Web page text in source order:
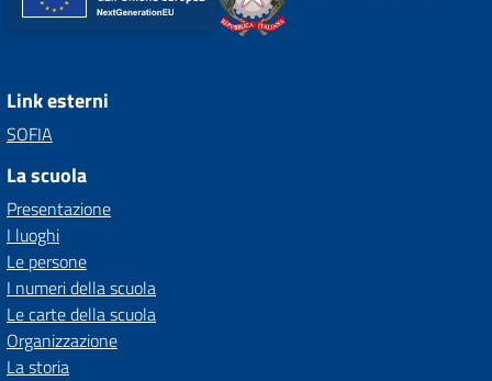
Link esterni
SOFIA
La scuola
Presentazione
I luoghi
Le persone
I numeri della scuola
Le carte della scuola
Organizzazione
La storia